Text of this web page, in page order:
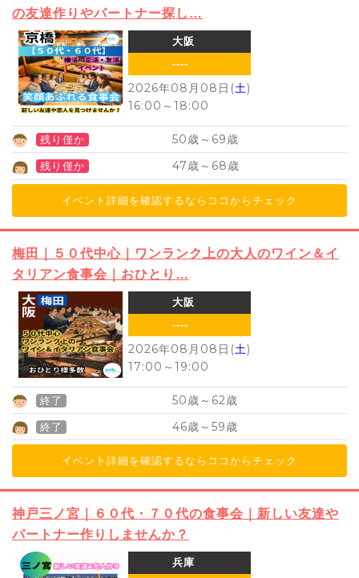
の友達作りやパートナー探し…
大阪
----
2026年08月08日(土)
16:00 ～ 18:00
残り僅か 50歳～ 69歳
残り僅か 47歳～ 68歳
イベント詳細を確認するならココからチェック
梅田｜５０代中心｜ワンランク上の大人のワイン＆イ
タリアン食事会｜おひとり…
大阪
----
2026年08月08日(土)
17:00 ～ 19:00
終了 50歳～ 62歳
終了 46歳～ 59歳
イベント詳細を確認するならココからチェック
神戸三ノ宮｜６０代・７０代の食事会｜新しい友達や
パートナー作りしませんか？
兵庫